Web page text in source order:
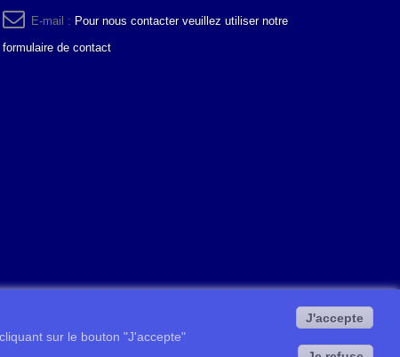
E-mail : Pour nous contacter veuillez utiliser notre
formulaire de contact
sur le bouton "J'accepte"
J'accepte